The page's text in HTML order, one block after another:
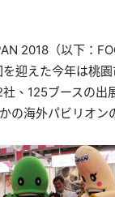
2018（以下：
迎えた今年は桃
、125ブースの出
の海外パビリオ